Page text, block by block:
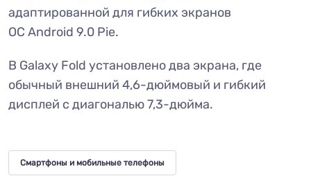
адаптированной для гибких экранов
ОС Android 9.0 Pie.
В Galaxy Fold установлено два экрана, где
обычный внешний 4,6-дюймовый и гибкий
дисплей с диагональю 7,3-дюйма.
Смартфоны и мобильные телефоны